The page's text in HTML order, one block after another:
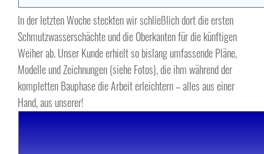
In der letzten Woche steckten wir schließlich dort die ersten
Schmutzwasserschächte und die Oberkanten für die künftigen
Weiher ab. Unser Kunde erhielt so bislang umfassende Pläne,
Modelle und Zeichnungen (siehe Fotos), die ihm während der
kompletten Bauphase die Arbeit erleichtern – alles aus einer
Hand, aus unserer!